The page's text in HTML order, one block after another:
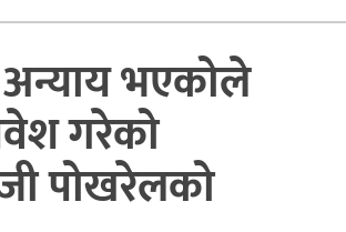
अन्याय भएकोले
गरेको
पोखरेलको